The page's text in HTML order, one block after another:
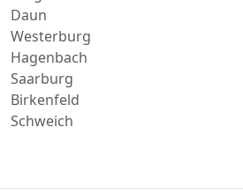
Daun
Westerburg
Hagenbach
Saarburg
Birkenfeld
Schweich